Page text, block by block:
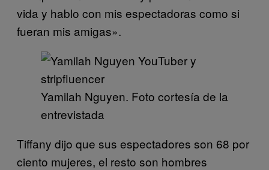
vida y hablo con mis espectadoras como si
fueran mis amigas».
Yamilah Nguyen. Foto cortesía de la
entrevistada
Tiffany dijo que sus espectadores son 68 por
ciento mujeres, el resto son hombres